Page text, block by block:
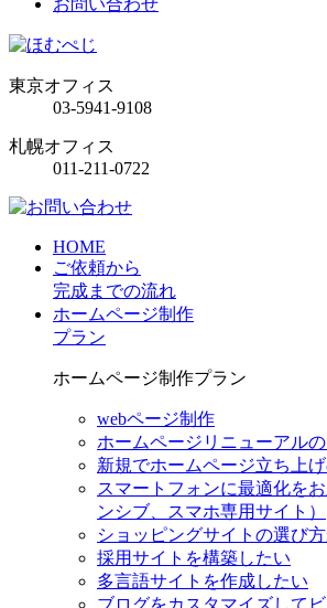
東京オフィス
03-5941-9108
札幌オフィス
011-211-0722
HOME
ご依頼から
完成までの流れ
ホームページ制作
プラン
ホームページ制作プラン
webページ制作
ホームページリニューアルの
新規でホームページ立ち上
スマートフォンに最適化を
ンシブ、スマホ専用サイト）
ショッピングサイトの選び
採用サイトを構築したい
多言語サイトを作成したい
ブログをカスタマイズして